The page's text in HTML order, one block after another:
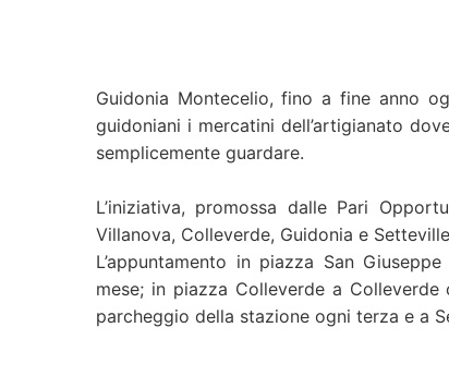
Guidonia Montecelio, fino a fine anno
guidoniani i mercatini dell’artigianato
semplicemente guardare.
L’iniziativa, promossa dalle Pari
Villanova, Colleverde, Guidonia e
L’appuntamento in piazza San
mese; in piazza Colleverde a
parcheggio della stazione ogni terza e a